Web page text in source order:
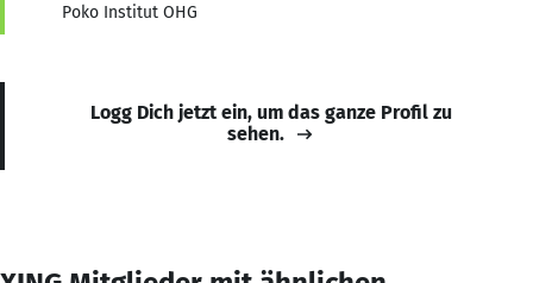
Poko Institut OHG
Logg Dich jetzt ein, um das ganze Profil zu
sehen.